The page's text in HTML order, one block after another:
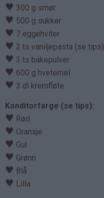
♥ 300 g smør
♥ 500 g sukker
♥ 7 eggehviter
♥ 2 ts vaniljepasta (se tips)
♥ 3 ts bakepulver
♥ 600 g hvetemel
♥ 3 dl kremfløte
Konditorfarge (se tips):
♥ Rød
♥ Oransje
♥ Gul
♥ Grønn
♥ Blå
♥ Lilla